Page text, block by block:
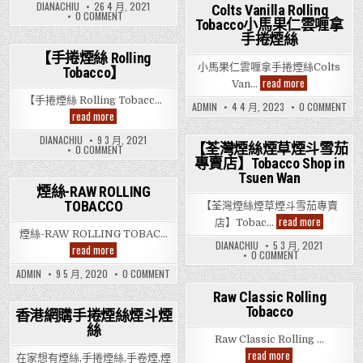
絲
Colts Vanilla Rolling
Tobacco小馬果仁雲喱拿
手捲煙絲
小馬果仁雲喱拿手捲煙絲Colts
Van… read moreColts
Vanilla
Rolling
Tobacco
小
馬
果
仁
雲
手
捲
煙
絲
ADMIN 4 4 月, 2023 0 COMMENTON
小
馬
果
雲
喱
拿
手
捲
煙
絲
煙
絲,
Choice
Rolling
Tobacco】
DIANACHIU 26 4 月, 2021
0 COMMENTON
【CHOICE
手
捲
煙
絲,
TOBACCO】
Posted
in
【手捲煙絲 Rolling
Tobacco】
【手捲煙絲 Rolling Tobacc…
read more
捲
煙
絲
Rolling
Tobacco】
DIANACHIU 9 3 月, 2021
0 COMMENTON
【手
捲
煙
絲
ROLLING
Posted
【荃灣煙絲煙草煙斗雪茄
專賣店】Tobacco Shop in
Tsuen Wan
【荃灣煙絲煙草煙斗雪茄專賣
店】Tobac… read more
灣
煙
絲
煙
草
煙
斗
雪
專
店】
DIANACHIU 5 3 月, 2021
0 COMMENTON
【荃
灣
煙
絲
煙
斗
雪
Posted
in
煙絲-RAW ROLLING
TOBACCO
煙絲-RAW ROLLING TOBAC…
read more
絲-
RAW
ROLLING
TOBACCO
ADMIN 9 5 月, 2020 0 COMMENT ON
煙
絲-
RAW
ROLLING
TOBACCO
Posted
in
Raw Classic Rolling
Tobacco
Raw Classic Rolling …
read more
Posted
in
香港網購手捲煙絲煙斗煙
絲
在家想有煙絲,手捲煙絲,手卷煙,煙